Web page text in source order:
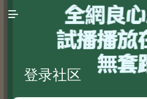

登录社区